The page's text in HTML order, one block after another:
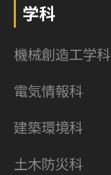
学科
機械創造工学科
電気情報科
建築環境科
土木防災科